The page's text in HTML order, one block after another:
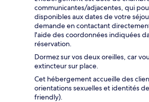
communicantes/adjacentes, qui
disponibles aux dates de votre
demande en contactant
l'aide des coordonnées indiquées
réservation.
Dormez sur vos deux oreilles, car
extincteur sur place.
Cet hébergement accueille des
orientations sexuelles et identités
friendly).